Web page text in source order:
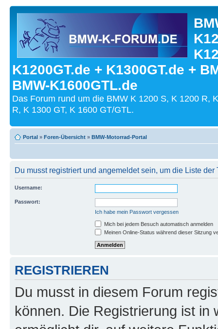
K1200GT.de + K1300GT.de +
BMW-K1600GTL.de
Das Forum rund um die BMW K 1200 S, K 1200 R,
R, K 1300 GT, K 1600 GT/GTL.
Portal » Foren-Übersicht » BMW-Motorrad-Portal
Du musst registriert und angemeldet sein, um die Liste
Username:
Passwort:
Ich habe mein Passwort vergessen
Mich bei jedem Besuch automatisch anmelden
Meinen Online-Status während dieser Sitzung
REGISTRIEREN
Du musst in diesem Forum
können. Die Registrierung ist in